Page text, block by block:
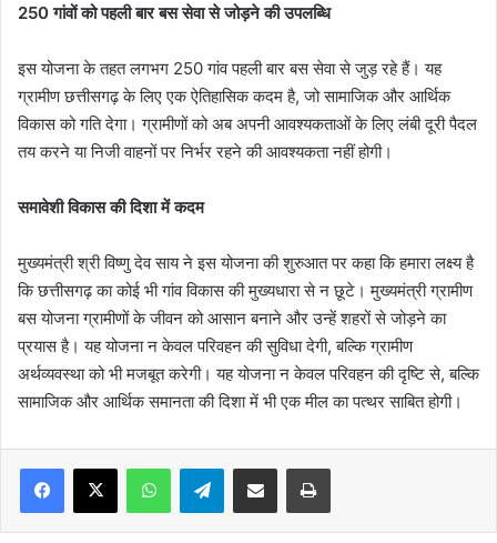
250 गांवों को पहली बार बस सेवा से जोड़ने की उपलब्धि
इस योजना के तहत लगभग 250 गांव पहली बार बस सेवा से जुड़ रहे हैं। यह
ग्रामीण छत्तीसगढ़ के लिए एक ऐतिहासिक कदम है, जो सामाजिक और आर्थिक
विकास को गति देगा। ग्रामीणों को अब अपनी आवश्यकताओं के लिए लंबी दूरी पैदल
तय करने या निजी वाहनों पर निर्भर रहने की आवश्यकता नहीं होगी।
समावेशी विकास की दिशा में कदम
मुख्यमंत्री श्री विष्णु देव साय ने इस योजना की शुरुआत पर कहा कि हमारा लक्ष्य है
कि छत्तीसगढ़ का कोई भी गांव विकास की मुख्यधारा से न छूटे। मुख्यमंत्री ग्रामीण
बस योजना ग्रामीणों के जीवन को आसान बनाने और उन्हें शहरों से जोड़ने का
प्रयास है। यह योजना न केवल परिवहन की सुविधा देगी, बल्कि ग्रामीण
अर्थव्यवस्था को भी मजबूत करेगी। यह योजना न केवल परिवहन की दृष्टि से, बल्कि
सामाजिक और आर्थिक समानता की दिशा में भी एक मील का पत्थर साबित होगी।
Telegram